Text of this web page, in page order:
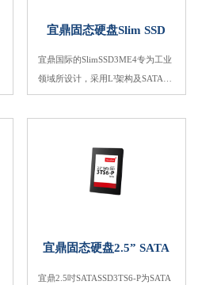
宜鼎固态硬盘Slim SSD
宜鼎国际的SlimSSD3ME4专为工业
领域所设计，采用L³架构及SATAIII
(6.0GHz)MarvellNAND控制器，并
支持TRIM、NCQ以及S.M.A.R.T.。
DPC所设计。L³架构藉由4K比对算
法，能够减少WAF，并有实时的耗
损平均算法功能，不仅展现高性
固件可提供弹性的客制化服务，是
宜鼎固态硬盘2.5” SATA
宜鼎2.5吋SATASSD3TS6-P为SATA